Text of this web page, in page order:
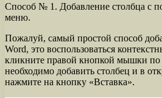
Способ № 1. Добавление столбца с
меню.
Пожалуй, самый простой способ
Word, это воспользоваться
кликните правой кнопкой мышки по
необходимо добавить столбец и в
нажмите на кнопку «Вставка».